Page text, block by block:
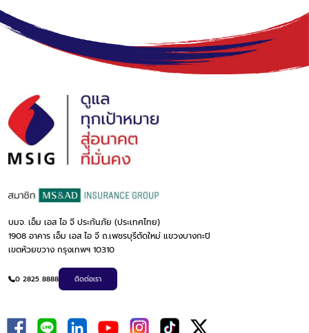
บมจ. เอ็ม เอส ไอ จี ประกันภัย (ประเทศไทย)
1908 อาคาร เอ็ม เอส ไอ จี ถ.เพชรบุรีตัดใหม่ แขวงบางกะปิ
เขตห้วยขวาง กรุงเทพฯ 10310
0 2825 8888 ติดต่อเรา